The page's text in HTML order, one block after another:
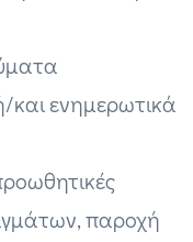
και ενημερωτικά
παροχή